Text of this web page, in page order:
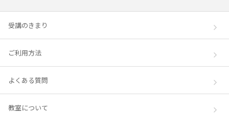
受講のきまり
ご利用方法
よくある質問
教室について